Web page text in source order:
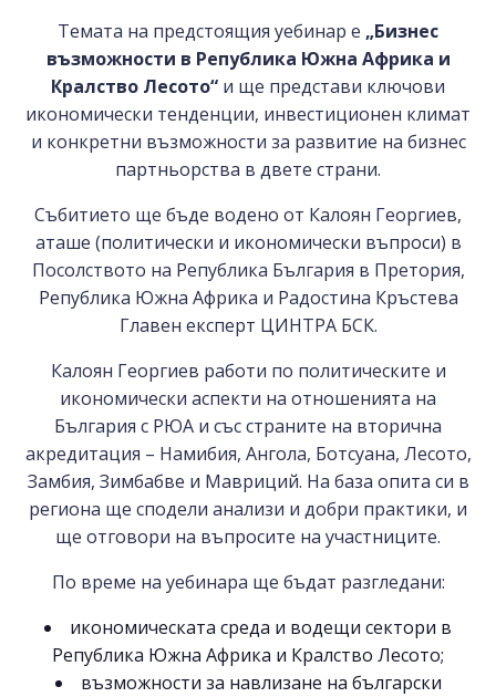
Темата на предстоящия уебинар е „Бизнес
възможности в Република Южна Африка и
Кралство Лесото“ и ще представи ключови
икономически тенденции, инвестиционен климат
и конкретни възможности за развитие на бизнес
партньорства в двете страни.
Събитието ще бъде водено от Калоян Георгиев,
аташе (политически и икономически въпроси) в
Посолството на Република България в Претория,
Република Южна Африка и Радостина Кръстева
Главен експерт ЦИНТРА БСК.
Калоян Георгиев работи по политическите и
икономически аспекти на отношенията на
България с РЮА и със страните на вторична
акредитация – Намибия, Ангола, Ботсуана, Лесото,
Замбия, Зимбабве и Мавриций. На база опита си в
региона ще сподели анализи и добри практики, и
ще отговори на въпросите на участниците.
По време на уебинара ще бъдат разгледани:
икономическата среда и водещи сектори в
Република Южна Африка и Кралство Лесото;
възможности за навлизане на български